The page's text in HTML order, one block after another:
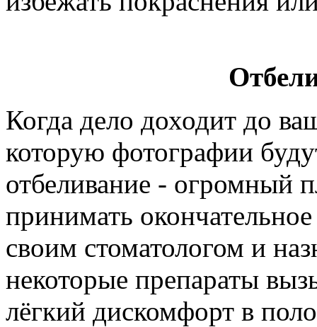
Когда дело доходит до
которую фотографии
отбеливание - огромный
принимать
своим стоматологом и
некоторые препараты
лёгкий дискомфорт в